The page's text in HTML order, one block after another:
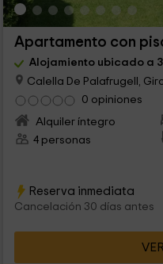
Apartamento con
Alojamiento ubicado a
Calella De Palafrugell,
0 opiniones
Alquiler íntegro
4 personas
Reserva inmediata
Cancelación 30 días antes